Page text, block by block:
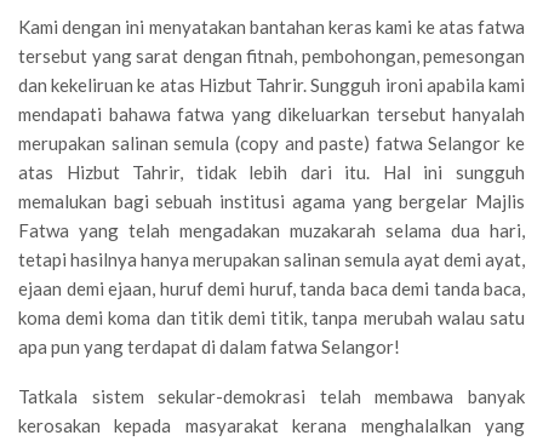
Kami dengan ini menyatakan bantahan keras kami ke atas fatwa
tersebut yang sarat dengan fitnah, pembohongan, pemesongan
dan kekeliruan ke atas Hizbut Tahrir. Sungguh ironi apabila kami
mendapati bahawa fatwa yang dikeluarkan tersebut hanyalah
merupakan salinan semula (copy and paste) fatwa Selangor ke
atas Hizbut Tahrir, tidak lebih dari itu. Hal ini sungguh
memalukan bagi sebuah institusi agama yang bergelar Majlis
Fatwa yang telah mengadakan muzakarah selama dua hari,
tetapi hasilnya hanya merupakan salinan semula ayat demi ayat,
ejaan demi ejaan, huruf demi huruf, tanda baca demi tanda baca,
koma demi koma dan titik demi titik, tanpa merubah walau satu
apa pun yang terdapat di dalam fatwa Selangor!
Tatkala sistem sekular-demokrasi telah membawa banyak
kerosakan kepada masyarakat kerana menghalalkan yang